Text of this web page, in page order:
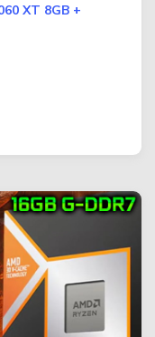
XT 8GB +